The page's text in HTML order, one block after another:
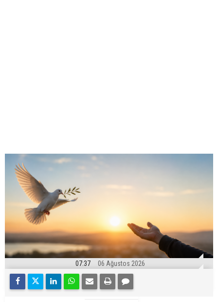
07:37 06 Ağustos 2026